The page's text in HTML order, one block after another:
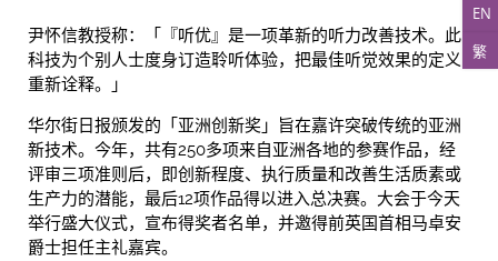
EN
繁
尹怀信教授称：「『听优』是一项革新的听力改善技术。此
科技为个别人士度身订造聆听体验，把最佳听觉效果的定义
重新诠释。」
华尔街日报颁发的「亚洲创新奖」旨在嘉许突破传统的亚洲
新技术。今年，共有250多项来自亚洲各地的参赛作品，经
评审三项准则后，即创新程度、执行质量和改善生活质素或
生产力的潜能，最后12项作品得以进入总决赛。大会于今天
举行盛大仪式，宣布得奖者名单，并邀得前英国首相马卓安
爵士担任主礼嘉宾。